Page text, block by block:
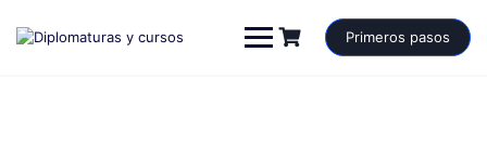
contenido
Primeros pasos